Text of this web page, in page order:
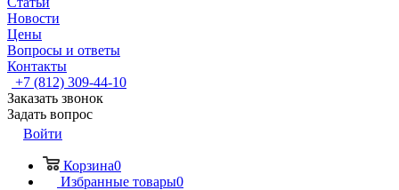
Новости
Цены
Вопросы и ответы
Контакты
+7 (812) 309-44-10
Заказать звонок
Задать вопрос
Войти
Корзина0
Избранные товары0